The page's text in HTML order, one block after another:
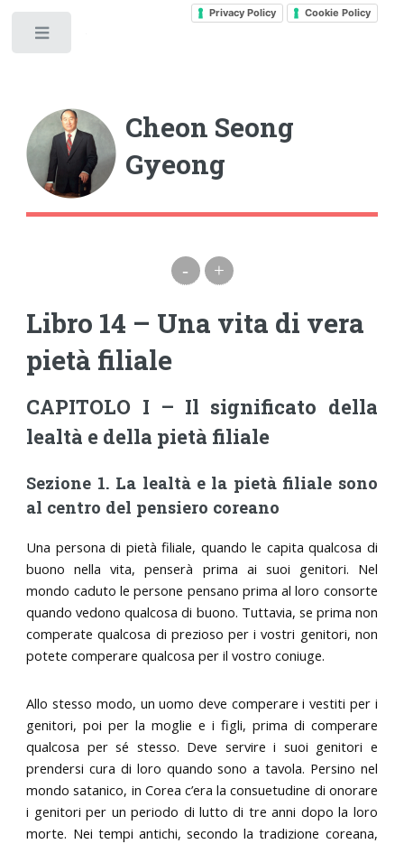
Privacy Policy Cookie Policy
Cheon Seong
Gyeong
- +
Libro 14 – Una vita di vera
pietà filiale
CAPITOLO I – Il significato della
lealtà e della pietà filiale
Sezione 1. La lealtà e la pietà filiale sono
al centro del pensiero coreano
Una persona di pietà filiale, quando le capita qualcosa di
buono nella vita, penserà prima ai suoi genitori. Nel
mondo caduto le persone pensano prima al loro consorte
quando vedono qualcosa di buono. Tuttavia, se prima non
comperate qualcosa di prezioso per i vostri genitori, non
potete comperare qualcosa per il vostro coniuge.
Allo stesso modo, un uomo deve comperare i vestiti per i
genitori, poi per la moglie e i figli, prima di comperare
qualcosa per sé stesso. Deve servire i suoi genitori e
prendersi cura di loro quando sono a tavola. Persino nel
mondo satanico, in Corea c’era la consuetudine di onorare
i genitori per un periodo di lutto di tre anni dopo la loro
morte. Nei tempi antichi, secondo la tradizione coreana,